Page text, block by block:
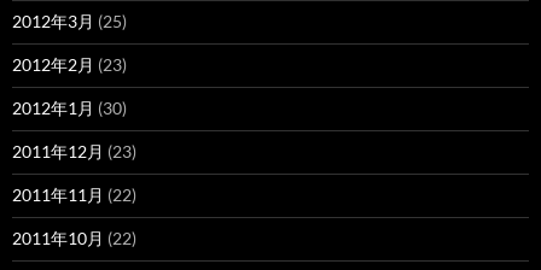
2012年3月 (25)
2012年2月 (23)
2012年1月 (30)
2011年12月 (23)
2011年11月 (22)
2011年10月 (22)